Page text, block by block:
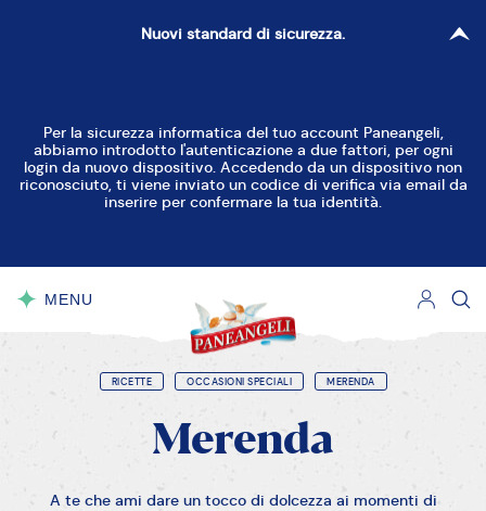
Nuovi standard di sicurezza.
Per la sicurezza informatica del tuo account Paneangeli,
abbiamo introdotto l'autenticazione a due fattori, per ogni
login da nuovo dispositivo. Accedendo da un dispositivo non
riconosciuto, ti viene inviato un codice di verifica via email da
inserire per confermare la tua identità.
MENU
CHIUDI
Torte Dolci Torte Decorate
Crostate Ciambelle
Cupcake e Muffin Dolcetti Biscotti
Dolci Lievitati
Torte Salate Pane, Pizza e Focacce
RICETTE OCCASIONI SPECIALI MERENDA
Merenda
A te che ami dare un tocco di dolcezza ai momenti di